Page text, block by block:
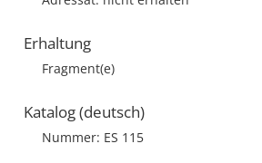
Erhaltung
Fragment(e)
Katalog (deutsch)
Nummer: ES 115